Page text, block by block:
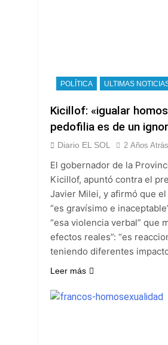
POLÍTICA ULTIMAS
Kicillof: «igualar
pedofilia es de un
Diario EL SOL 2 Años Atrás
El gobernador de la
Kicillof, apuntó contra el
Javier Milei, y afirmó que
“es gravísimo e
“esa violencia verbal” que
efectos reales”: “es
teniendo diferentes
Leer más